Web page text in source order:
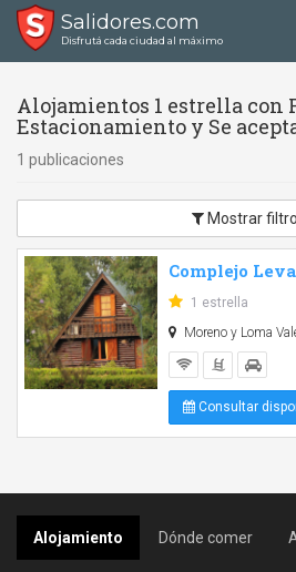
Salidores.com
Disfrutá cada ciudad al máximo
Alojamientos 1 estrella con
Estacionamiento y Se
1 publicaciones
Mostrar
Complejo
1 estrella
Moreno y Loma
Consultar
Alojamiento Dónde comer